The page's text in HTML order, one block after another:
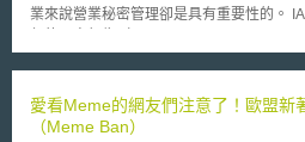
道駛離至限為時速45英里以下之道路或街
3.低速自駕貨車之所有人、其遙控系統（
人、遠端操作人員（Remote Human
須為低速自駕貨車投保符合州法典明文之
請案結構和申請品質之故，致中國大陸國
全球有效商標註冊量為5820萬，較2018年
2520萬，其次為美國的280萬和印度的200
業來說營業秘密管理卻是具有重要性的。 IAM報導綜整了一篇Deloitte 2023
個國家、5大產業共57間公司的智慧財產
全面的管理措施，但針對其他難以發現的
intangibles），如營業秘密、資料、know-
愛看Meme的網友們注意了！歐盟新
（Meme Ban）